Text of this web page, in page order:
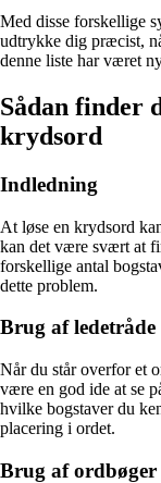
Med disse forskellige
udtrykke dig præcist,
denne liste har været
Sådan finder
krydsord
Indledning
At løse en krydsord
kan det være svært at
forskellige antal
dette problem.
Brug af ledetråde
Når du står overfor et
være en god ide at se
hvilke bogstaver du
placering i ordet.
Brug af